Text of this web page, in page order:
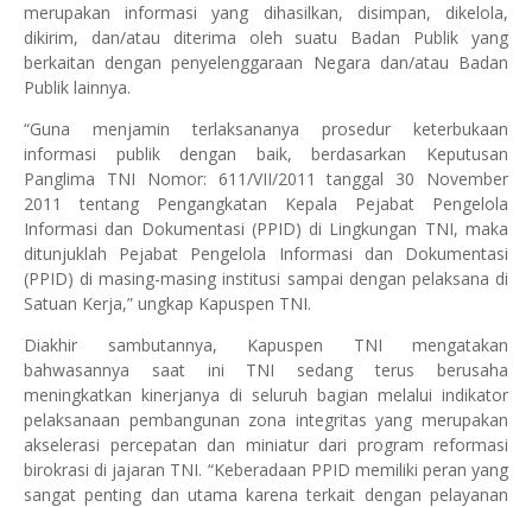
merupakan informasi yang dihasilkan, disimpan, dikelola,
dikirim, dan/atau diterima oleh suatu Badan Publik yang
berkaitan dengan penyelenggaraan Negara dan/atau Badan
Publik lainnya.
“Guna menjamin terlaksananya prosedur keterbukaan
informasi publik dengan baik, berdasarkan Keputusan
Panglima TNI Nomor: 611/VII/2011 tanggal 30 November
2011 tentang Pengangkatan Kepala Pejabat Pengelola
Informasi dan Dokumentasi (PPID) di Lingkungan TNI, maka
ditunjuklah Pejabat Pengelola Informasi dan Dokumentasi
(PPID) di masing-masing institusi sampai dengan pelaksana di
Satuan Kerja,” ungkap Kapuspen TNI.
Diakhir sambutannya, Kapuspen TNI mengatakan
bahwasannya saat ini TNI sedang terus berusaha
meningkatkan kinerjanya di seluruh bagian melalui indikator
pelaksanaan pembangunan zona integritas yang merupakan
akselerasi percepatan dan miniatur dari program reformasi
birokrasi di jajaran TNI. “Keberadaan PPID memiliki peran yang
sangat penting dan utama karena terkait dengan pelayanan